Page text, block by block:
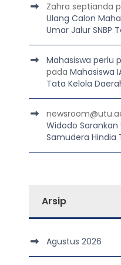
Zahra septianda
Ulang Calon
Umar Jalur SNBP
Mahasiswa perlu
padaMahasiswa
Tata Kelola
Widodo Sarankan
Samudera Hindia
Arsip
Agustus 2026